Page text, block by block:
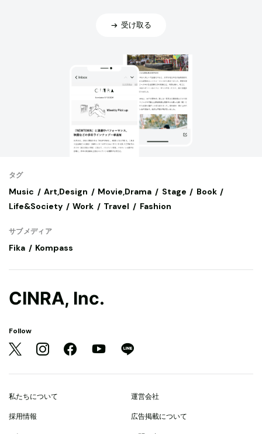
受け取る
タグ
Music Art,Design Movie,Drama Stage
Book
Life&Society
Work Travel Fashion
サブメディア
Fika Kompass
CINRA, Inc.
Follow
私たちについて 運営会社
採用情報 広告掲載について